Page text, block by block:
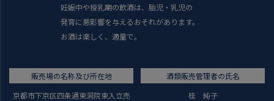
妊娠中や授乳期の飲酒は、胎児・乳児の
発育に悪影響を与えるおそれがあります。
お酒は楽しく、適量で。
販売場の名称及び所在地
京都市下京区四条通東洞院東入立売
酒類販売管理者の氏名
桂 純子